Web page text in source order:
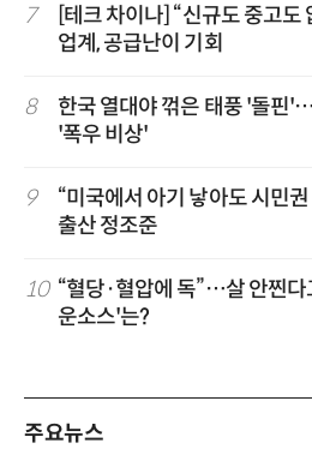
7
[테크 차이나] “신규도 중고
업계, 공급난이 기회
8
한국 열대야 꺾은 태풍 '돌핀
'폭우 비상'
9
“미국에서 아기 낳아도 시민
출산 정조준
10 “혈당·혈압에 독”…살 안찐다
운소스'는?
주요뉴스